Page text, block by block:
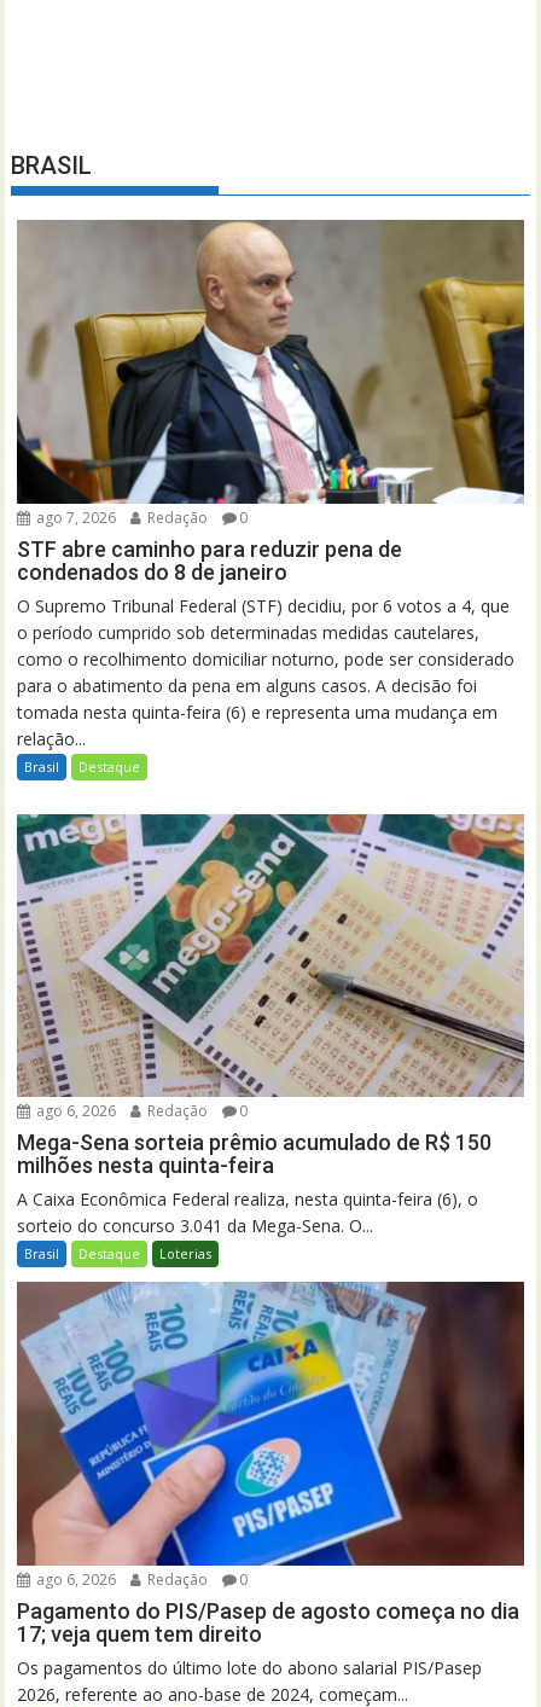
BRASIL
ago 7, 2026 Redação 0
STF abre caminho para reduzir pena de
condenados do 8 de janeiro
O Supremo Tribunal Federal (STF) decidiu, por 6 votos a 4, que
o período cumprido sob determinadas medidas cautelares,
como o recolhimento domiciliar noturno, pode ser considerado
para o abatimento da pena em alguns casos. A decisão foi
tomada nesta quinta-feira (6) e representa uma mudança em
relação...
Brasil Destaque
ago 6, 2026 Redação 0
Mega-Sena sorteia prêmio acumulado de R$ 150
milhões nesta quinta-feira
A Caixa Econômica Federal realiza, nesta quinta-feira (6), o
sorteio do concurso 3.041 da Mega-Sena. O...
Brasil Destaque Loterias
ago 6, 2026 Redação 0
Pagamento do PIS/Pasep de agosto começa no dia
17; veja quem tem direito
Os pagamentos do último lote do abono salarial PIS/Pasep
2026, referente ao ano-base de 2024, começam...